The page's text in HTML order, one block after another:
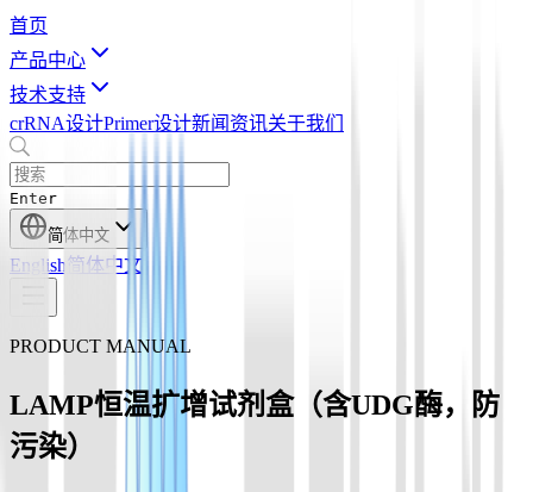
首页
产品中心
技术支持
crRNA设计Primer设计新闻资讯关于我们
Enter
简体中文
English 简体中文
PRODUCT MANUAL
LAMP恒温扩增试剂盒（含UDG酶，防
污染）